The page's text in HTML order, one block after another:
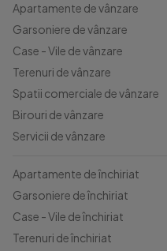
Apartamente de vânzare
Garsoniere de vânzare
Case - Vile de vânzare
Terenuri de vânzare
Spatii comerciale de vânzare
Birouri de vânzare
Servicii de vânzare
Apartamente de închiriat
Garsoniere de închiriat
Case - Vile de închiriat
Terenuri de închiriat